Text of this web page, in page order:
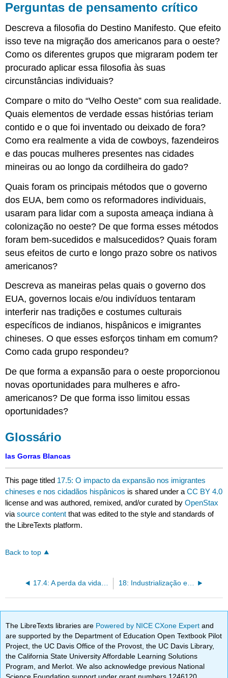
Perguntas de pensamento crítico
Descreva a filosofia do Destino Manifesto. Que efeito
isso teve na migração dos americanos para o oeste?
Como os diferentes grupos que migraram podem ter
procurado aplicar essa filosofia às suas
circunstâncias individuais?
Compare o mito do “Velho Oeste” com sua realidade.
Quais elementos de verdade essas histórias teriam
contido e o que foi inventado ou deixado de fora?
Como era realmente a vida de cowboys, fazendeiros
e das poucas mulheres presentes nas cidades
mineiras ou ao longo da cordilheira do gado?
Quais foram os principais métodos que o governo
dos EUA, bem como os reformadores individuais,
usaram para lidar com a suposta ameaça indiana à
colonização no oeste? De que forma esses métodos
foram bem-sucedidos e malsucedidos? Quais foram
seus efeitos de curto e longo prazo sobre os nativos
americanos?
Descreva as maneiras pelas quais o governo dos
EUA, governos locais e/ou indivíduos tentaram
interferir nas tradições e costumes culturais
específicos de indianos, hispânicos e imigrantes
chineses. O que esses esforços tinham em comum?
Como cada grupo respondeu?
De que forma a expansão para o oeste proporcionou
novas oportunidades para mulheres e afro-
americanos? De que forma isso limitou essas
oportunidades?
Glossário
las Gorras Blancas
This page titled 17.5: O impacto da expansão nos imigrantes
chineses e nos cidadãos hispânicos is shared under aCC BY 4.0
license and was authored, remixed, and/or curated byOpenStax
viasource content that was edited to the style and standards of
the LibreTexts platform.
Back to top
17.4: A perda da vida e da cultura dos índios americanos 18: Industrialização e a ascensão dos grandes negócios, 1870-1900
The LibreTexts libraries are Powered by NICE CXone Expertand
are supported by the Department of Education Open Textbook Pilot
Project, the UC Davis Office of the Provost, the UC Davis Library,
the California State University Affordable Learning Solutions
Program, and Merlot. We also acknowledge previous National